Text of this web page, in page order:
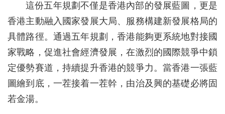
這份五年規劃不僅是香港內部的發展藍圖，更是
香港主動融入國家發展大局、服務構建新發展格局的
具體路徑。通過五年規劃，香港能夠更系統地對接國
家戰略，促進社會經濟發展，在激烈的國際競爭中鎖
定優勢賽道，持續提升香港的競爭力。當香港一張藍
圖繪到底，一茬接着一茬幹，由治及興的基礎必將固
若金湯。